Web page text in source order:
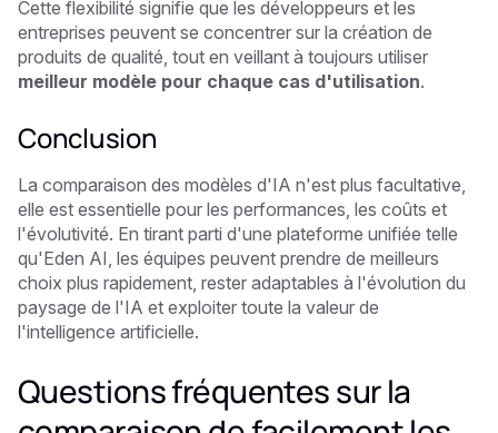
Cette flexibilité signifie que les développeurs et les
entreprises peuvent se concentrer sur la création de
produits de qualité, tout en veillant à toujours utiliser
meilleur modèle pour chaque cas d'utilisation.
Conclusion
La comparaison des modèles d'IA n'est plus facultative,
elle est essentielle pour les performances, les coûts et
l'évolutivité. En tirant parti d'une plateforme unifiée telle
qu'Eden AI, les équipes peuvent prendre de meilleurs
choix plus rapidement, rester adaptables à l'évolution du
paysage de l'IA et exploiter toute la valeur de
l'intelligence artificielle.
Questions fréquentes sur la